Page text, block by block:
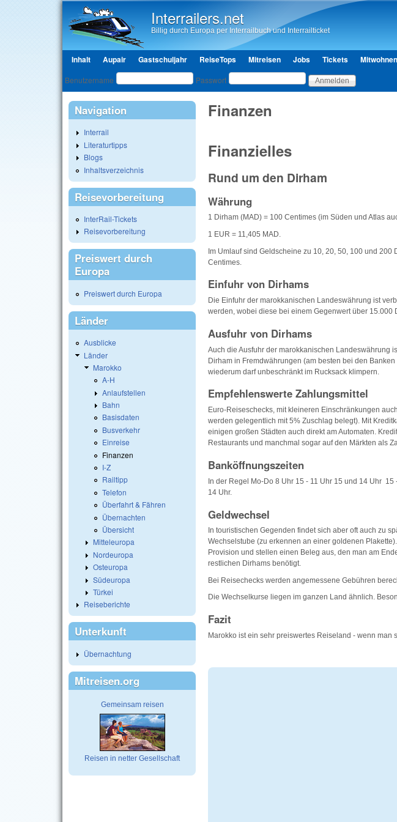
Interrailers.net
Billig durch Europa per Interrailbuch und Interrailticket
Hauptmenü
Inhalt Aupair Gastschuljahr ReiseTops Mitreisen Jobs Tickets Mitwohnen
Benutzeranmeldung
Benutzername Passwort
Finanzen
Finanzielles
Rund um den Dirham
Währung
1 Dirham (MAD) = 100 Centimes (im Süden und Atlas
1 EUR = 11,405 MAD.
Im Umlauf sind Geldscheine zu 10, 20, 50, 100 und
Centimes.
Einfuhr von Dirhams
Die Einfuhr der marokkanischen Landeswährung ist
werden, wobei diese bei einem Gegenwert über 15.000
Ausfuhr von Dirhams
Auch die Ausfuhr der marokkanischen Landeswährung
Dirham in Fremdwährungen (am besten bei den
wiederum darf unbeschränkt im Rucksack klimpern.
Empfehlenswerte Zahlungsmittel
Euro-Reiseschecks, mit kleineren Einschränkungen
werden gelegentlich mit 5% Zuschlag belegt). Mit
einigen großen Städten auch direkt am Automaten.
Restaurants und manchmal sogar auf den Märkten als
Banköffnungszeiten
In der Regel Mo-Do 8 Uhr 15 - 11 Uhr 15 und 14 Uhr
14 Uhr.
Geldwechsel
In touristischen Gegenden findet sich aber oft auch zu
Wechselstube (zu erkennen an einer goldenen
Provision und stellen einen Beleg aus, den man am
restlichen Dirhams benötigt.
Bei Reisechecks werden angemessene Gebühren
Die Wechselkurse liegen im ganzen Land ähnlich.
Fazit
Marokko ist ein sehr preiswertes Reiseland - wenn man
Navigation
Interrail
Literaturtipps
Blogs
Inhaltsverzeichnis
Reisevorbereitung
InterRail-Tickets
Reisevorbereitung
Preiswert durch
Europa
Preiswert durch Europa
Länder
Ausblicke
Länder
Marokko
A-H
Anlaufstellen
Bahn
Basisdaten
Busverkehr
Einreise
Finanzen
I-Z
Railtipp
Telefon
Überfahrt & Fähren
Übernachten
Übersicht
Mitteleuropa
Nordeuropa
Osteuropa
Südeuropa
Türkei
Reiseberichte
Unterkunft
Übernachtung
Mitreisen.org
Gemeinsam reisen
Reisen in netter Gesellschaft